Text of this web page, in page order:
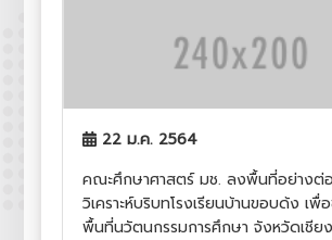
22 ม.ค. 2564
คณะศึกษาศาสตร์ มช. ลงพื้นที่อย่างต่
วิเคราะห์บริบทโรงเรียนบ้านขอบด้ง เพื่
พื้นที่นวัตนกรรมการศึกษา จังหวัดเชีย